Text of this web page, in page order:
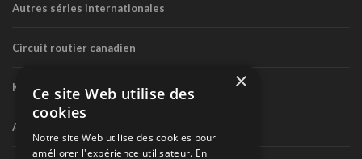
Autres séries internationales
Circuit routier canadien
Karting
Autres séries nationales
×
Ce site Web utilise des
cookies
Notre site Web utilise des cookies pour
améliorer l'expérience utilisateur. En